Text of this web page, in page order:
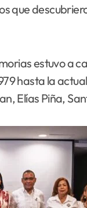
que
estuvo a
hasta la
Elías Piña,